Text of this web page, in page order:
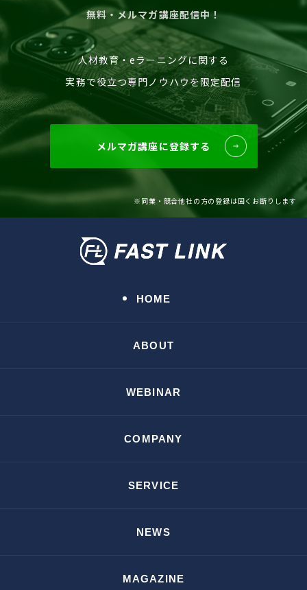
無料・メルマガ講座配信中！
人材教育・eラーニングに関する
実務で役立つ専門ノウハウを限定配信
メルマガ講座に登録する
※同業・競合他社の方の登録は固くお断りします
HOME
ABOUT
WEBINAR
COMPANY
SERVICE
NEWS
MAGAZINE